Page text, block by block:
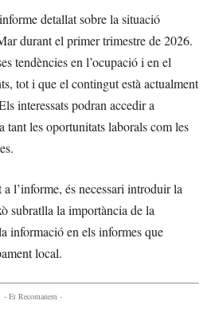
detallat sobre la situació
durant el primer trimestre de 2026.
tendències en l’ocupació i en el
tot i que el contingut està actualment
interessats podran accedir a
tant les oportunitats laborals com les
l’informe, és necessari introduir la
subratlla la importància de la
informació en els informes que
local.
- Et Recomanem -